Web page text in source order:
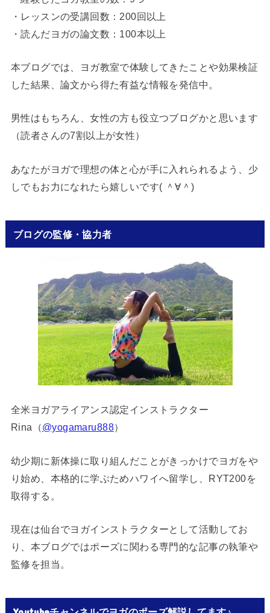
・レッスンの受講回数：200回以上
・読んだヨガの論文数：100本以上
本ブログでは、ヨガ教室で体験してきたことや効果検証
した結果、論文から得た有益な情報を発信中。
男性はもちろん、女性の方も役立つブログかと思います
（読者さんの7割以上が女性）
あなたがヨガで理想の体と心が手に入れられるよう、少
しでもお力になれたら嬉しいです( ＾∀＾)
ブログの監修・協力者
全米ヨガアライアンス認定インストラクター
Rina（@yogamaru888）
幼少期に新体操に取り組んだことがきっかけでヨガをや
り始め、本格的に学ぶためハワイへ留学し、RYT200を
取得する。
現在は仙台でヨガインストラクターとして活動してお
り、本ブログではポーズに関わる専門的な記事の執筆や
監修を担当。